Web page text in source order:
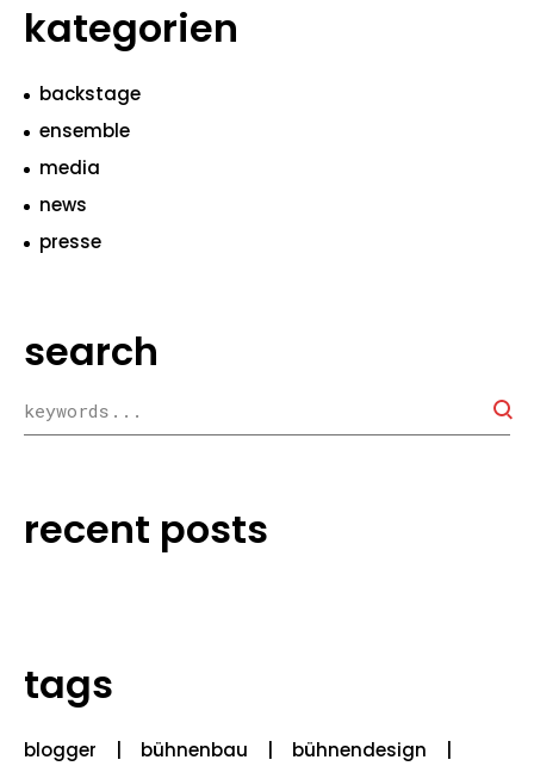
kategorien
backstage
ensemble
media
news
presse
search
recent posts
tags
blogger bühnenbau
bühnendesign